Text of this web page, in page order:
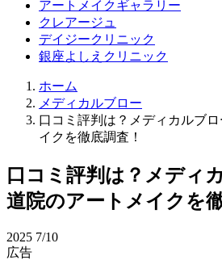
アートメイクギャラリー
クレアージュ
デイジークリニック
銀座よしえクリニック
ホーム
メディカルブロー
口コミ評判は？メディカルブ
イクを徹底調査！
口コミ評判は？メディ
道院のアートメイクを
2025 7/10
広告